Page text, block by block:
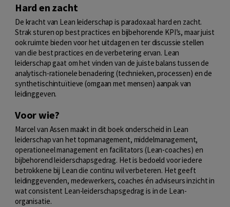
Hard en zacht
De kracht van Lean leiderschap is paradoxaal: hard en zacht.
Strak sturen op best practices en bijbehorende KPI’s, maar juist
ook ruimte bieden voor het uitdagen en ter discussie stellen
van die best practices en de verbetering ervan. Lean
leiderschap gaat om het vinden van de juiste balans tussen de
analytisch-rationele benadering (technieken, processen) en de
synthetischintuïtieve (omgaan met mensen) aanpak van
leidinggeven.
Voor wie?
Marcel van Assen maakt in dit boek onderscheid in Lean
leiderschap van het topmanagement, middelmanagement,
operationeel management en facilitators (Lean-coaches) en
bijbehorend leiderschapsgedrag. Het is bedoeld voor iedere
betrokkene bij Lean die continu wil verbeteren. Het geeft
leidinggevenden, medewerkers, coaches én adviseurs inzicht in
wat consistent Lean-leiderschapsgedrag is in de Lean-
organisatie.